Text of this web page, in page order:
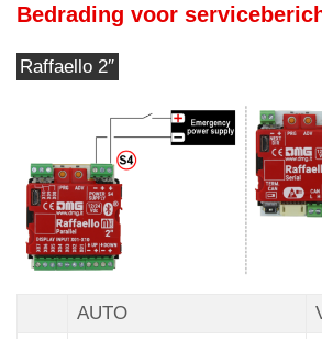
Bedrading voor
Raffaello 2″
AUTO